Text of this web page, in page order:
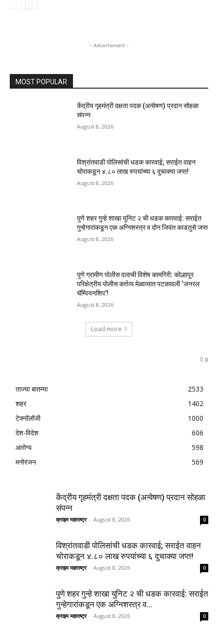
- Advertisment -
MOST POPULAR
केंद्रीय गृहमंत्री दक्षता पदक (अन्वेषण) प्रदान सोहळा
संपन्न
August 8, 2026
विश्रांतवाडी पोलिसांची धडक कारवाई; सराईत वाहन
चोराकडून ४.८० लाख रुपयांच्या ६ दुचाक्या जप्त!
August 8, 2026
पुणे शहर गुन्हे शाखा युनिट २ ची धडक कारवाई: सराईत
गुन्हेगारांकडून एक अग्निशस्त्र व दोन जिवंत काडतुसे जप्त
August 8, 2026
पुणे ग्रामीण पोलीस दलाची विशेष कामगिरी: कोल्हापूर
परिक्षेत्रीय पोलीस कर्तव्य मेळाव्यात पटकावली ‘जनरल
चॅम्पियनशिप’!
August 8, 2026
Load more
0
ताज्या बातम्या
2533
शहर
1402
टेक्नॉलॉजी
1000
देश-विदेश
606
आरोग्य
598
मनोरंजन
569
केंद्रीय गृहमंत्री दक्षता पदक (अन्वेषण) प्रदान सोहळा
संपन्न
क्राइम महाराष्ट्र - August 8, 2026 0
विश्रांतवाडी पोलिसांची धडक कारवाई; सराईत वाहन
चोराकडून ४.८० लाख रुपयांच्या ६ दुचाक्या जप्त!
क्राइम महाराष्ट्र - August 8, 2026 0
पुणे शहर गुन्हे शाखा युनिट २ ची धडक कारवाई: सराईत
गुन्हेगारांकडून एक अग्निशस्त्र व...
क्राइम महाराष्ट्र - August 8, 2026 0